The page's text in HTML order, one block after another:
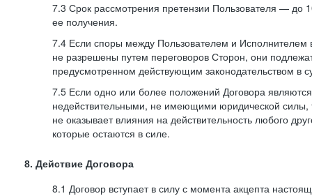
7.3 Срок рассмотрения претензии Пользователя — до
ее получения.
7.4 Если споры между Пользователем и Исполнителем
не разрешены путем переговоров Сторон, они
предусмотренном действующим законодательством в
7.5 Если одно или более положений Договора
недействительными, не имеющими юридической силы,
не оказывает влияния на действительность любого
которые остаются в силе.
8. Действие Договора
8.1 Договор вступает в силу с момента акцепта